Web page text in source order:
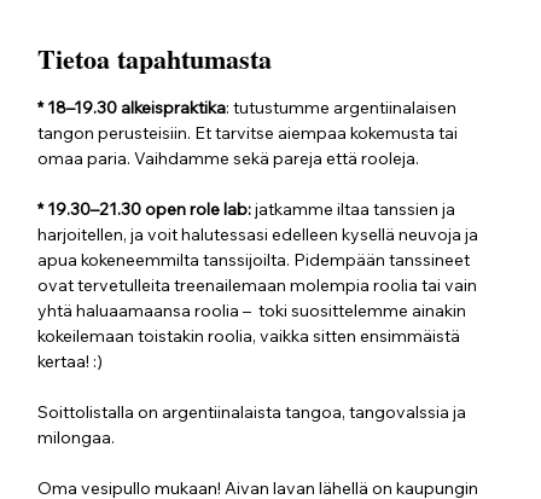
Tietoa tapahtumasta
* 18–19.30 alkeispraktika: tutustumme argentiinalaisen
tangon perusteisiin. Et tarvitse aiempaa kokemusta tai
omaa paria. Vaihdamme sekä pareja että rooleja.
* 19.30–21.30 open role lab: jatkamme iltaa tanssien ja
harjoitellen, ja voit halutessasi edelleen kysellä neuvoja ja
apua kokeneemmilta tanssijoilta. Pidempään tanssineet
ovat tervetulleita treenailemaan molempia roolia tai vain
yhtä haluaamaansa roolia –  toki suosittelemme ainakin
kokeilemaan toistakin roolia, vaikka sitten ensimmäistä
kertaa! :)
Soittolistalla on argentiinalaista tangoa, tangovalssia ja
milongaa.
Oma vesipullo mukaan! Aivan lavan lähellä on kaupungin